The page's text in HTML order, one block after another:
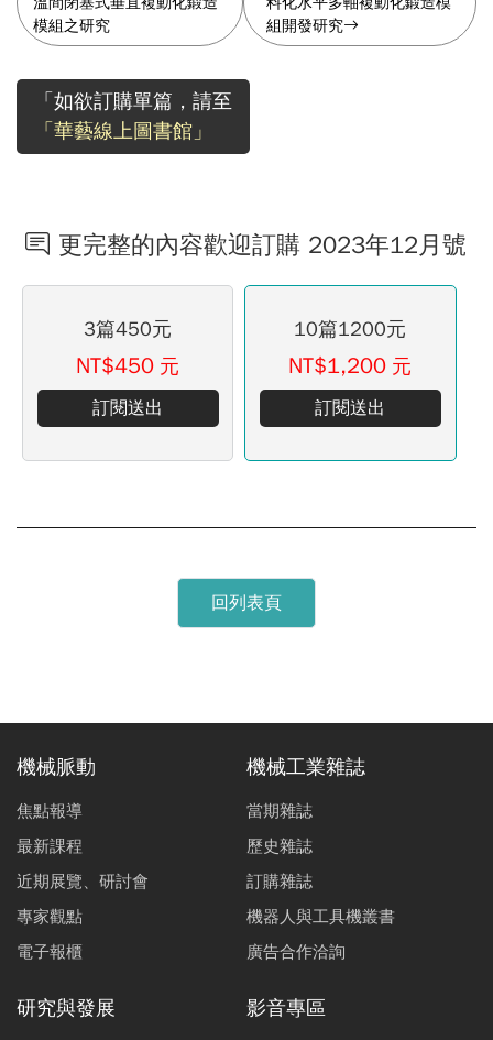
模組之研究
組開發研究
「如欲訂購單篇，請至
「華藝線上圖書館」
更完整的內容歡迎訂購 2023年12月號
3篇450元
NT$450 元
訂閱送出
10篇1200元
NT$1,200 元
訂閱送出
回列表頁
機械脈動
焦點報導
最新課程
近期展覽、研討會
專家觀點
電子報櫃
機械工業雜誌
當期雜誌
歷史雜誌
訂購雜誌
機器人與工具機叢書
廣告合作洽詢
研究與發展 影音專區